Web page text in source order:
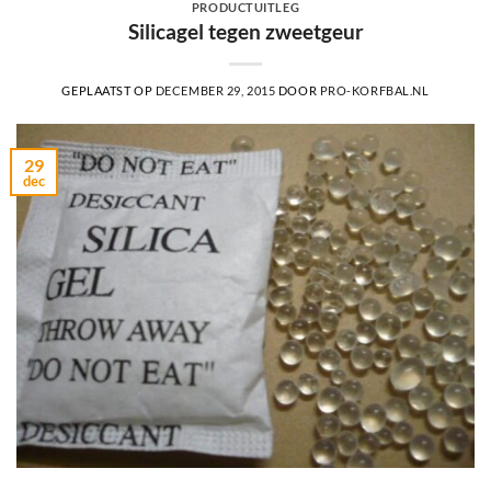
PRODUCTUITLEG
Silicagel tegen zweetgeur
GEPLAATST OP DECEMBER 29, 2015 DOOR PRO-KORFBAL.NL
29
dec